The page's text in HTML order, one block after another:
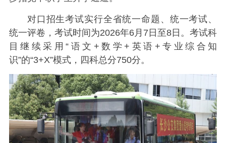
对口招生考试实行全省统一命题、统一考试、
统一评卷，考试时间为2026年6月7日至8日。考试科
目继续采用“语文+数学+英语+专业综合知
识”的“3+X”模式，四科总分750分。